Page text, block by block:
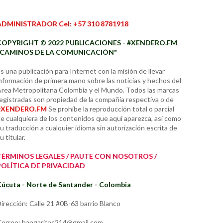
Cel: +57 310 8781918
© 2022 PUBLICACIONES - #XENDERO.FM
DE LA COMUNICACIÓN"
una publicación para Internet con la misión de llevar
de primera mano sobre las noticias y hechos del
Metropolitana Colombia y el Mundo. Todos las marcas
son propiedad de la compañía respectiva o de
Se prohíbe la reproducción total o parcial
cualquiera de los contenidos que aquí aparezca, así como
traducción a cualquier idioma sin autorización escrita de
titular.
LEGALES / PAUTE CON NOSOTROS /
DE PRIVACIDAD
- Norte de Santander - Colombia
Calle 21 #0B-63 barrio Blanco